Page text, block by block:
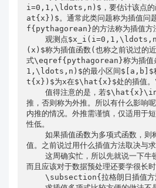
i=0,1,\ldots,n)$，要估计该点的
at{x})$。通常此类问题称为插值问
f{pythagorean}的方法称为插值
    观测点$x_i(i=0,1,\ldots,n)$称为插值节点，$f
(x)$称为插值函数(也称之前说过的
式\eqref{pythagorean}称为插值
1,\ldots,n)$的最小区间$[a,b]$
t{x})$为x在$\hat{x}$处的插值
    值得注意的是，若$\hat{x}\in[a,b]$,则称为内
推，否则称为外推。所以有什么影响
内推的情况。外推需谨慎，仅适用于
性低。
    如果插值函数为多项式函数，则称插值方法为多项式插
值。之前说过用什么插值方法取决与
    这周确实忙，所以先就说一下牛顿插值跟拉格朗日插值。
而且应该对于数据预处理还要学很长时
    \subsection{拉格朗日插值方法}